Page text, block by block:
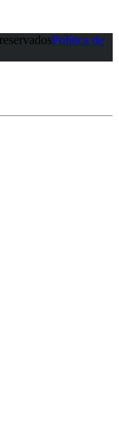
Política de